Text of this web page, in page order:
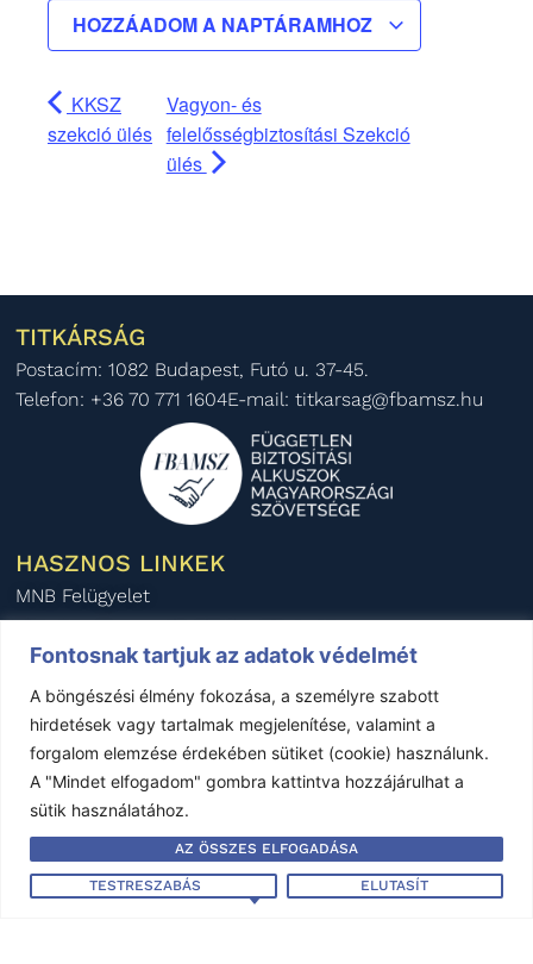
Fontosnak tartjuk az adatok védelmét
A böngészési élmény fokozása, a személyre szabott
hirdetések vagy tartalmak megjelenítése, valamint a
forgalom elemzése érdekében sütiket (cookie) használunk.
A "Mindet elfogadom" gombra kattintva hozzájárulhat a
sütik használatához.
TESTRESZABÁS ELUTASÍT
AZ ÖSSZES ELFOGADÁSA
HOZZÁADOM A NAPTÁRAMHOZ
KKSZ
szekció ülés
Vagyon- és
felelősségbiztosítási Szekció
ülés
TITKÁRSÁG
Postacím: 1082 Budapest, Futó u. 37-45.
Telefon: +36 70 771 1604E-mail: titkarsag@fbamsz.hu
HASZNOS LINKEK
MNB Felügyelet
Pénzügyi Békéltető Testület
Magyar Biztosítók Szövetsége
BIPAR
AIDA Magyar Nemzeti Szekció
KÖZÉRDEKŰ ADATOK
Éves beszámoló - 2024
Éves beszámoló - 2023